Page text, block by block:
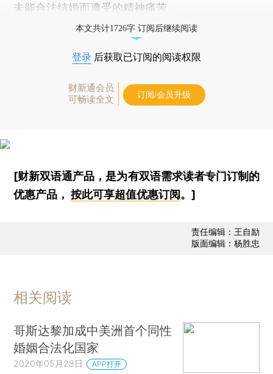
未能合法结婚而遭受的精神痛苦。
本文共计1726字 订阅后继续阅读
登录 后获取已订阅的阅读权限
财新通会员
可畅读全文
订阅/会员升级
[财新双语通产品，是为有双语需求读者专门订制的
优惠产品，按此可享超值优惠订阅 。]
责任编辑：王自励
版面编辑：杨胜忠
相关阅读
哥斯达黎加成中美洲首个同性
婚姻合法化国家
2020年05月28日 APP打开